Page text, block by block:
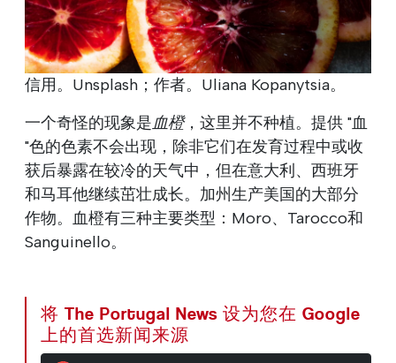
信用。Unsplash；作者。Uliana Kopanytsia。
一个奇怪的现象是血橙，这里并不种植。提供 "血
"色的色素不会出现，除非它们在发育过程中或收
获后暴露在较冷的天气中，但在意大利、西班牙
和马耳他继续茁壮成长。加州生产美国的大部分
作物。血橙有三种主要类型：Moro、Tarocco和
Sanguinello。
将 The Portugal News 设为您在 Google
上的首选新闻来源